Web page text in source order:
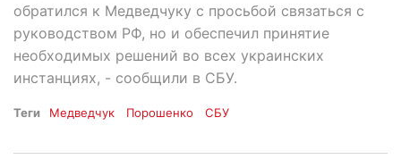
обратился к Медведчуку с просьбой связаться с
руководством РФ, но и обеспечил принятие
необходимых решений во всех украинских
инстанциях, - сообщили в СБУ.
Теги Медведчук Порошенко СБУ